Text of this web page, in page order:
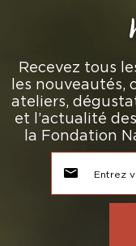
Recevez tous
les nouveautés,
ateliers,
et l’actualité
la Fondation